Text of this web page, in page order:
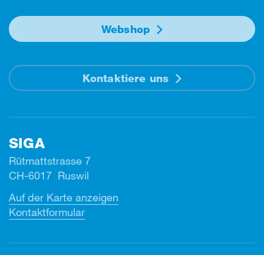
Webshop
Kontaktiere uns
SIGA
Rütmattstrasse 7
CH-6017 Ruswil
Auf der Karte anzeigen
Kontaktformular